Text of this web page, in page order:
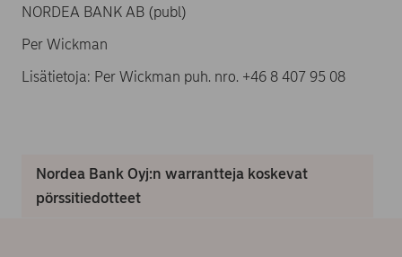
NORDEA BANK AB (publ)
Per Wickman
Lisätietoja: Per Wickman puh. nro. +46 8 407 95 08
Nordea Bank Oyj:n warrantteja koskevat
pörssitiedotteet